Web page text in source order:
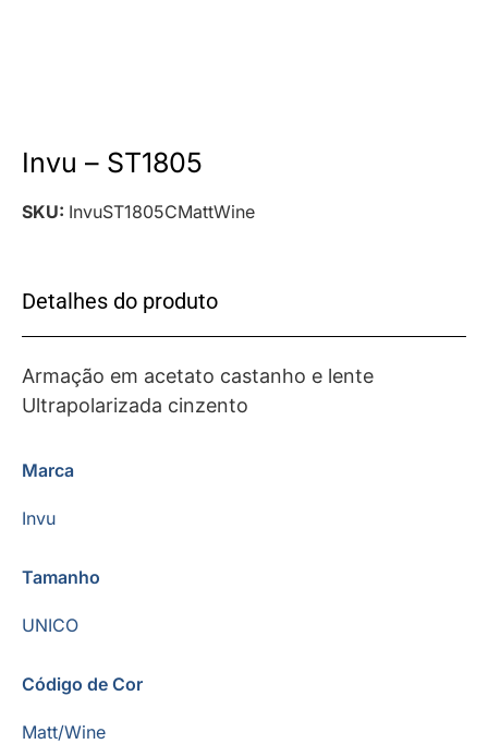
Invu – ST1805
SKU: InvuST1805CMattWine
Detalhes do produto
Armação em acetato castanho e lente
Ultrapolarizada cinzento
Marca
Invu
Tamanho
UNICO
Código de Cor
Matt/Wine